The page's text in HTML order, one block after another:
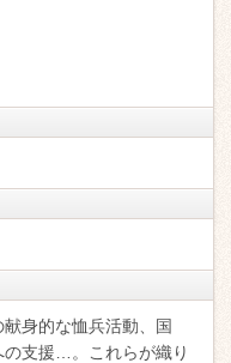
身的な恤兵活動、国
の支援…。これらが織り